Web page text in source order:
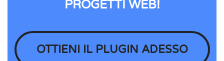
PROGETTI WEB!
OTTIENI IL PLUGIN ADESSO